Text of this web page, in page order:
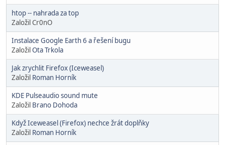
htop -- nahrada za top
Založil Cr0nO
Instalace Google Earth 6 a řešení bugu
ZaložilOta Trkola
Jak zrychlit Firefox (Iceweasel)
Založil Roman Horník
KDE Pulseaudio sound mute
Založil Brano Dohoda
Když Iceweasel (Firefox) nechce žrát doplňky
Založil Roman Horník